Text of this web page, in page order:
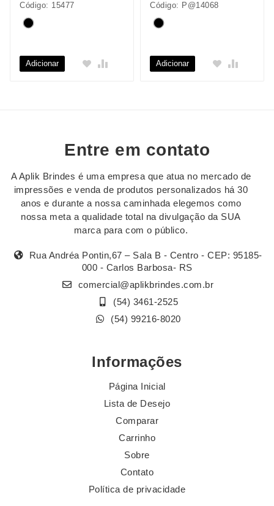
Código: 15477
Adicionar
Código: P@14068
Adicionar
Entre em contato
A Aplik Brindes é uma empresa que atua no mercado de
impressões e venda de produtos personalizados há 30
anos e durante a nossa caminhada elegemos como
nossa meta a qualidade total na divulgação da SUA
marca para com o público.
Rua Andréa Pontin,67 – Sala B - Centro - CEP: 95185-
000 - Carlos Barbosa- RS
comercial@aplikbrindes.com.br
(54) 3461-2525
(54) 99216-8020
Informações
Página Inicial
Lista de Desejo
Comparar
Carrinho
Sobre
Contato
Política de privacidade